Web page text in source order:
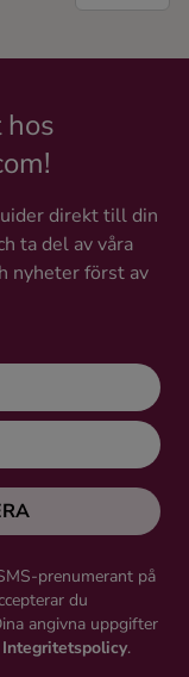
direkt till din
ta del av våra
nyheter först av
prenumerant på
du
angivna uppgifter
Integritetspolicy.